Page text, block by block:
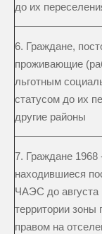
до их
6. Граждане,
проживающие
льготным
статусом до их
другие районы
7. Граждане 1968
находившиеся
ЧАЭС до августа
территории зоны
правом на